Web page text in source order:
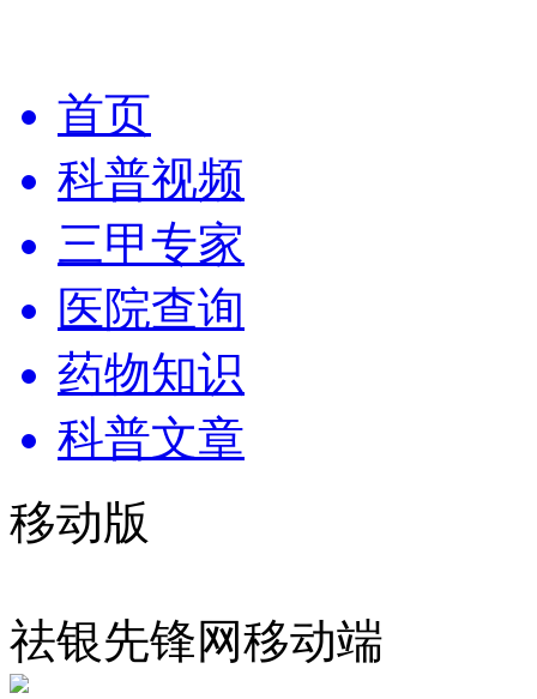
首页
科普视频
三甲专家
医院查询
药物知识
科普文章
移动版
祛银先锋网移动端